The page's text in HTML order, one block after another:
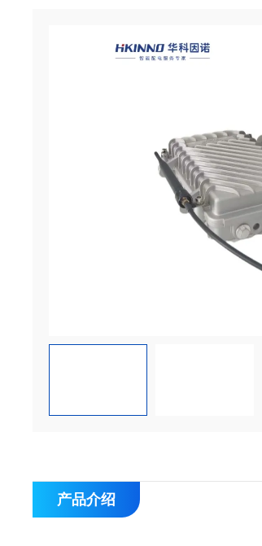
产品介绍